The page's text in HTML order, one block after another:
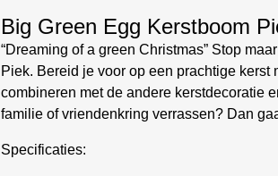
Big Green Egg Kerstboom
“Dreaming of a green Christmas” Stop
Piek. Bereid je voor op een prachtige
combineren met de andere kerstdecoratie
familie of vriendenkring verrassen? Dan
Specificaties: